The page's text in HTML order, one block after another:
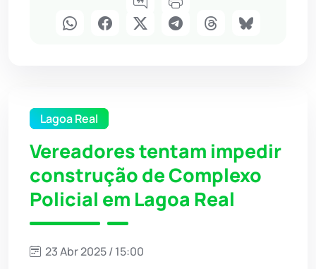
Lagoa Real
Vereadores tentam impedir
construção de Complexo
Policial em Lagoa Real
23 Abr 2025 / 15:00